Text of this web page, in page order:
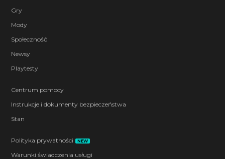
Gry
Mody
Społeczność
Newsy
Playtesty
Centrum pomocy
Instrukcje i dokumenty bezpieczeństwa
Stan
Polityka prywatności NEW
Warunki świadczenia usługi